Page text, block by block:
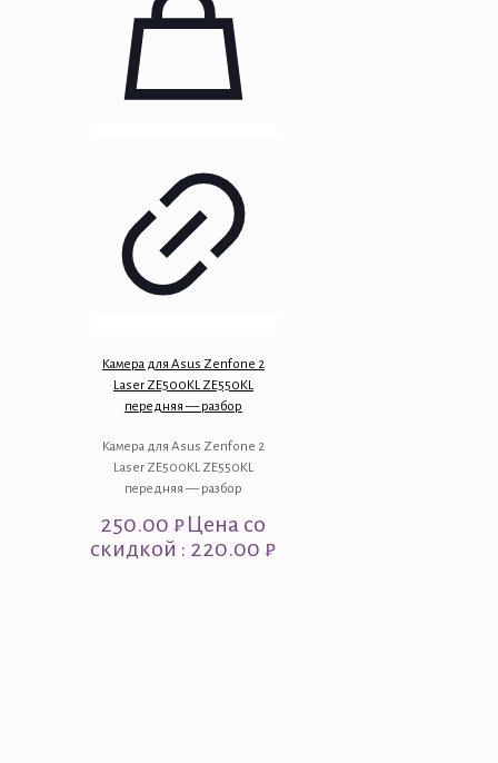
Камера для Asus Zenfone 2
Laser ZE500KL ZE550KL
передняя — разбор
Камера для Asus Zenfone 2
Laser ZE500KL ZE550KL
передняя — разбор
250.00₽Цена со
скидкой : 220.00 ₽